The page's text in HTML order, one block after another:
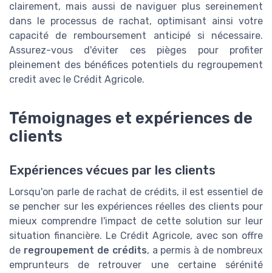
clairement, mais aussi de naviguer plus sereinement
dans le processus de rachat, optimisant ainsi votre
capacité de remboursement anticipé si nécessaire.
Assurez-vous d'éviter ces pièges pour profiter
pleinement des bénéfices potentiels du regroupement
credit avec le Crédit Agricole.
Témoignages et expériences de
clients
Expériences vécues par les clients
Lorsqu'on parle de rachat de crédits, il est essentiel de
se pencher sur les expériences réelles des clients pour
mieux comprendre l'impact de cette solution sur leur
situation financière. Le Crédit Agricole, avec son offre
de regroupement de crédits, a permis à de nombreux
emprunteurs de retrouver une certaine sérénité